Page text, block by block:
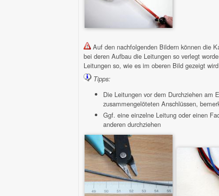
Auf den nachfolgenden Bildern können die
bei deren Aufbau die Leitungen so verlegt
Leitungen so, wie es im oberen Bild gezeigt
Tipps:
Die Leitungen vor dem Durchziehen am
zusammengelöteten Anschlüssen,
Ggf. eine einzelne Leitung oder einen
anderen durchziehen